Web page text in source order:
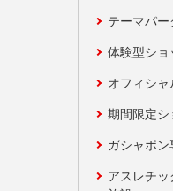
テーマパ
体験型ショ
オフィシ
期間限定シ
ガシャポン
アスレチッ